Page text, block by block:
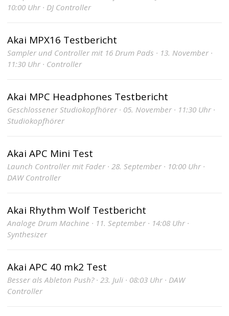
10:00 Uhr · DJ Controller
Akai MPX16 Testbericht
Sampler und Controller mit 16 Drum Pads · 13. November ·
11:30 Uhr · Controller
Akai MPC Headphones Testbericht
Geschlossener Studiokopfhörer · 05. November · 11:30 Uhr ·
Studiokopfhörer
Akai APC Mini Test
Launch Controller mit Fader · 28. September · 10:00 Uhr ·
DAW Controller
Akai Rhythm Wolf Testbericht
Analoge Drum Machine · 11. September · 14:08 Uhr ·
Synthesizer
Akai APC 40 mk2 Test
Besser als Ableton Push? · 23. Juli · 08:03 Uhr · DAW
Controller